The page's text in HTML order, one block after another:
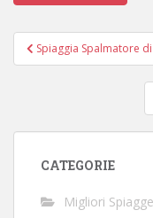
Navigazione
articoli
Spiaggia Spalmatore
CATEGORIE
Migliori